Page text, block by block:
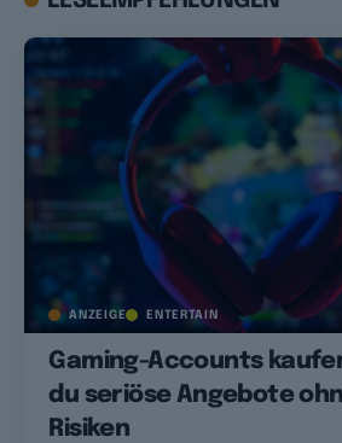
ANZEIGE ENTERTAIN
Gaming-Accounts
du seriöse Angebote
Risiken